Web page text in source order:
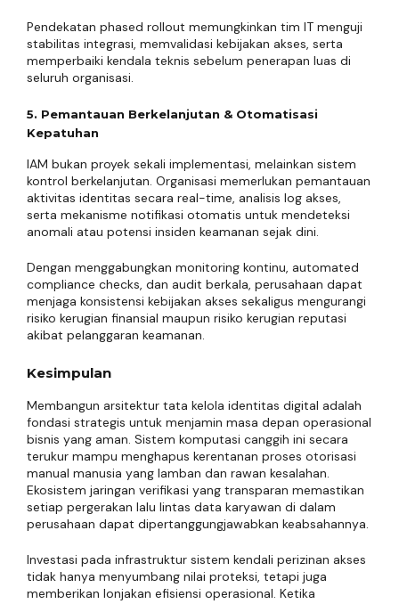
Pendekatan phased rollout memungkinkan tim IT menguji
stabilitas integrasi, memvalidasi kebijakan akses, serta
memperbaiki kendala teknis sebelum penerapan luas di
seluruh organisasi.
5. Pemantauan Berkelanjutan & Otomatisasi
Kepatuhan
IAM bukan proyek sekali implementasi, melainkan sistem
kontrol berkelanjutan. Organisasi memerlukan pemantauan
aktivitas identitas secara real-time, analisis log akses,
serta mekanisme notifikasi otomatis untuk mendeteksi
anomali atau potensi insiden keamanan sejak dini.
Dengan menggabungkan monitoring kontinu, automated
compliance checks, dan audit berkala, perusahaan dapat
menjaga konsistensi kebijakan akses sekaligus mengurangi
risiko kerugian finansial maupun risiko kerugian reputasi
akibat pelanggaran keamanan.
Kesimpulan
Membangun arsitektur tata kelola identitas digital adalah
fondasi strategis untuk menjamin masa depan operasional
bisnis yang aman. Sistem komputasi canggih ini secara
terukur mampu menghapus kerentanan proses otorisasi
manual manusia yang lamban dan rawan kesalahan.
Ekosistem jaringan verifikasi yang transparan memastikan
setiap pergerakan lalu lintas data karyawan di dalam
perusahaan dapat dipertanggungjawabkan keabsahannya.
Investasi pada infrastruktur sistem kendali perizinan akses
tidak hanya menyumbang nilai proteksi, tetapi juga
memberikan lonjakan efisiensi operasional. Ketika